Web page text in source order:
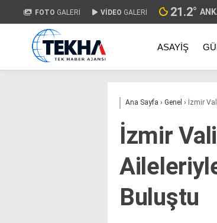
FOTO GALERİ VİDEO GALERİ 21.2°
ASAYIŞ
Ana Sayfa › Genel › İzmir
İzmir
Buluştu